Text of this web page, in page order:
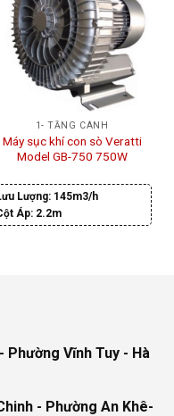
1- TẦNG CÁNH
Máy sục khí con sò Veratti
Model GB-750 750W
Lượng: 145m3/h
Áp: 2.2m
Phường Vĩnh Tuy - Hà
- Phường An Khê-